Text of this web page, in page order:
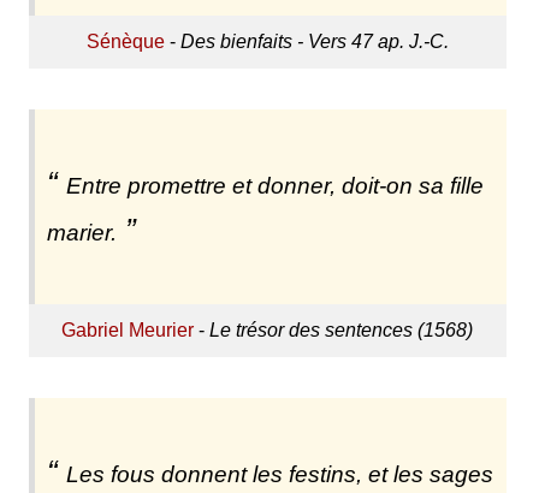
Sénèque- Des bienfaits - Vers 47 ap. J.-C.
Entre promettre et donner, doit-on sa fille
marier.
Gabriel Meurier -Le trésor des sentences (1568)
Les fous donnent les festins, et les sages